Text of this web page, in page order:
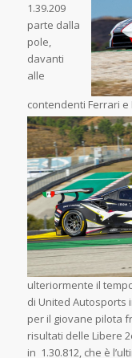
1.39.209
parte dalla
pole,
davanti
alle
contendenti Ferrari e
ulteriormente il
di United Autosports
per il giovane pilota
risultati delle Libere
in 1.30.812, che è